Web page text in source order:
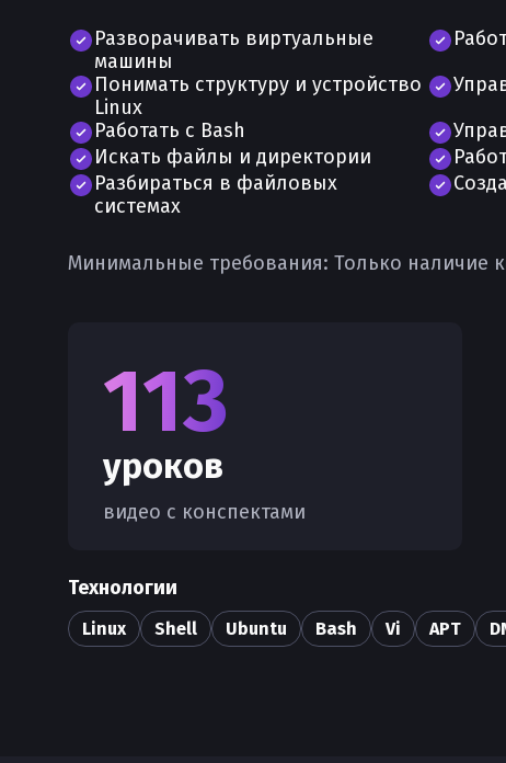
Разворачивать виртуальные
машины
Понимать структуру и устройство
Linux
Работать с Bash
Искать файлы и директории
Разбираться в файловых
системах
Минимальные требования: Только наличие
113
уроков
видео с конспектами
Технологии
Linux Shell Ubuntu Bash Vi APT